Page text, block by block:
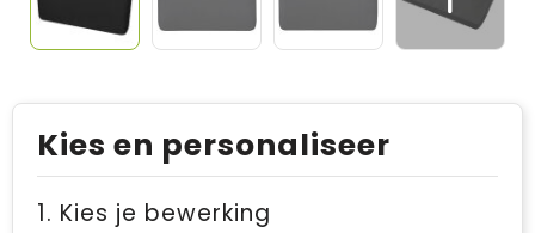
Kies en personaliseer
1. Kies je bewerking